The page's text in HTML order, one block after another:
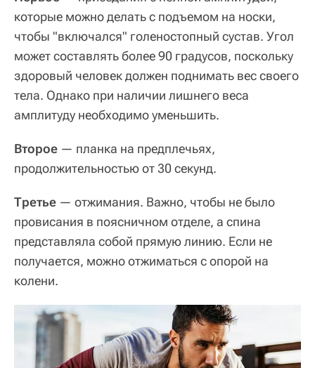
которые можно делать с подъемом на носки,
чтобы "включался" голеностопный сустав. Угол
может составлять более 90 градусов, поскольку
здоровый человек должен поднимать вес своего
тела. Однако при наличии лишнего веса
амплитуду необходимо уменьшить.
Второе — планка на предплечьях,
продолжительностью от 30 секунд.
Третье — отжимания. Важно, чтобы не было
провисания в поясничном отделе, а спина
представляла собой прямую линию. Если не
получается, можно отжиматься с опорой на
колени.